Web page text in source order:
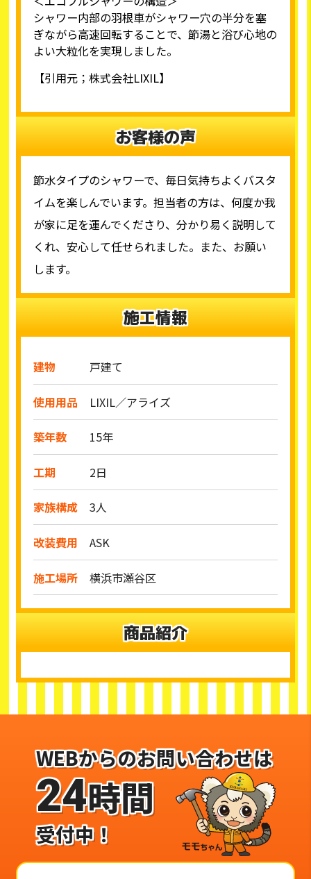
シャワー内部の羽根車がシャワー穴の半分を塞
ぎながら高速回転することで、節湯と浴び心地の
よい大粒化を実現しました。
【引用元；株式会社LIXIL】
お客様の声
節水タイプのシャワーで、毎日気持ちよくバスタ
イムを楽しんでいます。担当者の方は、何度か我
が家に足を運んでくださり、分かり易く説明して
くれ、安心して任せられました。また、お願い
します。
施工情報
建物 戸建て
使用用品 LIXIL／アライズ
築年数 15年
工期 2日
家族構成 3人
改装費用 ASK
施工場所 横浜市瀬谷区
商品紹介
WEBからのお問い合わせは
24時間
受付中！